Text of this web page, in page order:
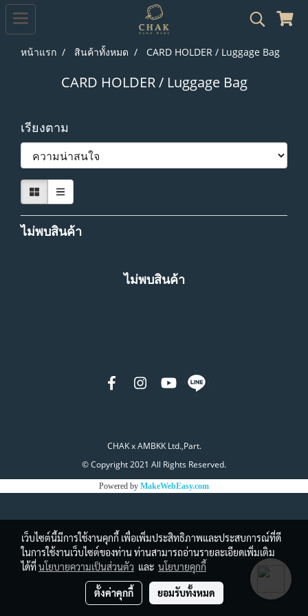
หน้าแรก สินค้าทั้งหมด CARD HOLDER / Luggage Bag
CARD HOLDER / Luggage Bag
เรียงตาม
ไม่พบสินค้า
ไม่พบสินค้า
CHAK x AMBKK Ltd.,Part.
© Copyright 2021 All Rights Reserved.
Powered by MakeWebEasy.com
เว็บไซต์นี้มีการใช้งานคุกกี้ เพื่อเพิ่มประสิทธิภาพและประสบการณ์ที่ดี
ในการใช้งานเว็บไซต์ของท่าน ท่านสามารถอ่านรายละเอียดเพิ่มเติม
ได้ที่นโยบายความเป็นส่วนตัว และ นโยบายคุกกี้
ตั้งค่าคุกกี้ ยอมรับทั้งหมด